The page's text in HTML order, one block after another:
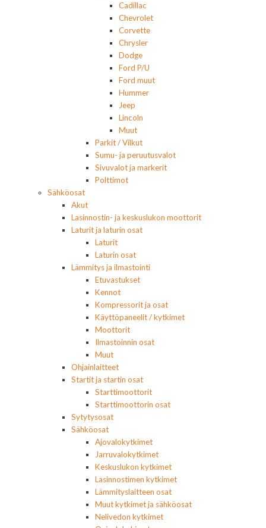
Cadillac
Chevrolet
Corvette
Chrysler
Dodge
Ford P/U
Ford muut
Hummer
Jeep
Lincoln
Muut
Parkit / Vilkut
Sumu- ja peruutusvalot
Sivuvalot ja markerit
Polttimot
Sähköosat
Akut
Lasinnostin- ja keskuslukon moottorit
Laturit ja laturin osat
Laturit
Laturin osat
Lämmitys ja ilmastointi
Etuvastukset
Kennot
Kompressorit ja osat
Käyttöpaneelit / kytkimet
Moottorit
Ilmastoinnin osat
Muut
Ohjainlaitteet
Startit ja startin osat
Starttimoottorit
Starttimoottorin osat
Sytytysosat
Sähköosat
Ajovalokytkimet
Jarruvalokytkimet
Keskuslukon kytkimet
Lasinnostimen kytkimet
Lämmityslaitteen osat
Muut kytkimet ja sähköosat
Nelivedon kytkimet